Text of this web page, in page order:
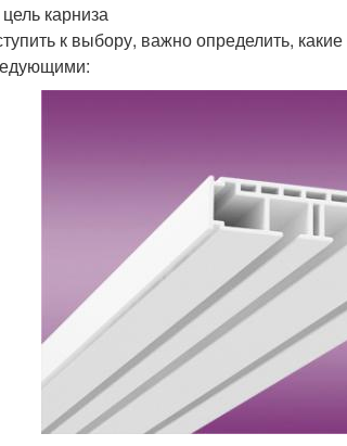
дизайном
карниза
к выбору, важно определить,